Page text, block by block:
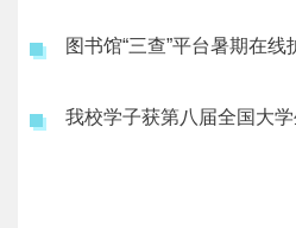
图书馆“三查”平台暑期在线
我校学子获第八届全国大